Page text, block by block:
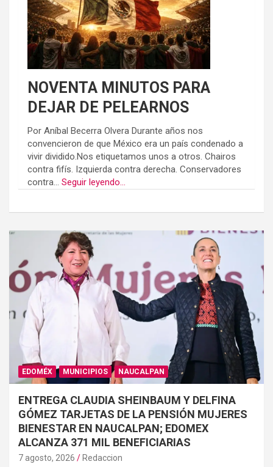
NOVENTA MINUTOS PARA
DEJAR DE PELEARNOS
Por Aníbal Becerra Olvera Durante años nos
convencieron de que México era un país condenado a
vivir dividido.Nos etiquetamos unos a otros. Chairos
contra fifís. Izquierda contra derecha. Conservadores
contra... Seguir leyendo...
EDOMÉX MUNICIPIOS NAUCALPAN
ENTREGA CLAUDIA SHEINBAUM Y DELFINA
GÓMEZ TARJETAS DE LA PENSIÓN MUJERES
BIENESTAR EN NAUCALPAN; EDOMEX
ALCANZA 371 MIL BENEFICIARIAS
7 agosto, 2026 Redaccion